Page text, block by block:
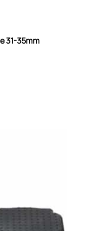
31-35mm